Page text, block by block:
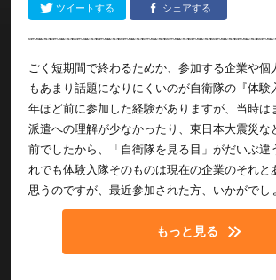
ツイートする シェアする
ごく短期間で終わるためか、参加する企業や個
もあまり話題になりにくいのが自衛隊の『体験
年ほど前に参加した経験がありますが、当時は
派遣への理解が少なかったり、東日本大震災な
前でしたから、「自衛隊を見る目」がだいぶ違
れでも体験入隊そのものは現在の企業のそれと
思うのですが、最近参加された方、いかがでし
もっと見る